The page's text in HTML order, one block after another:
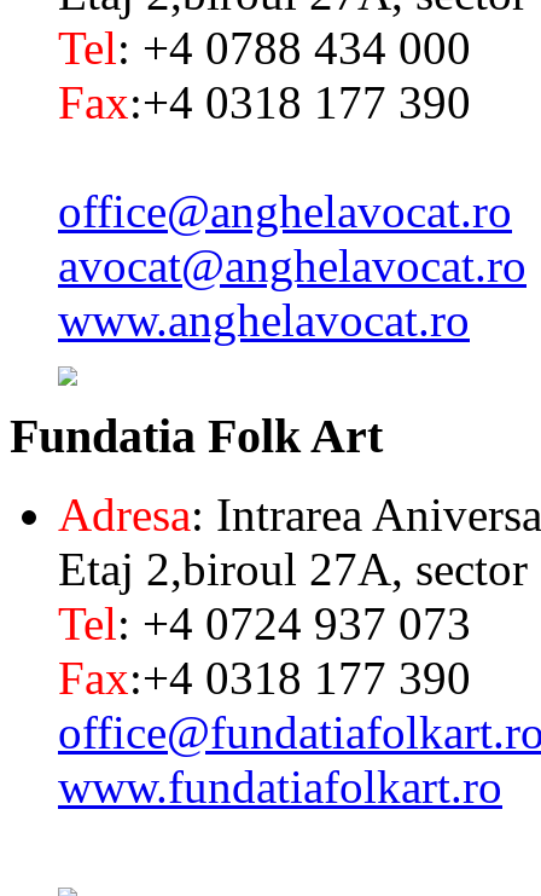
Tel: +4 0788 434 000
Fax:+4 0318 177 390
office@anghelavocat.ro
avocat@anghelavocat.ro
www.anghelavocat.ro
Fundatia Folk Art
Adresa: Intrarea
Etaj 2,biroul 27A, sector
Tel: +4 0724 937 073
Fax:+4 0318 177 390
www.fundatiafolkart.ro